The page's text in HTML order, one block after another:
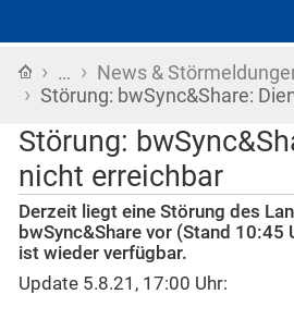
Startseite
› … › News &
› Störung: bwSync&Share:
Störung:
nicht erreichbar
Derzeit liegt eine Störung des
bwSync&Share vor (Stand 10:45
ist wieder verfügbar.
Update 5.8.21, 17:00 Uhr: